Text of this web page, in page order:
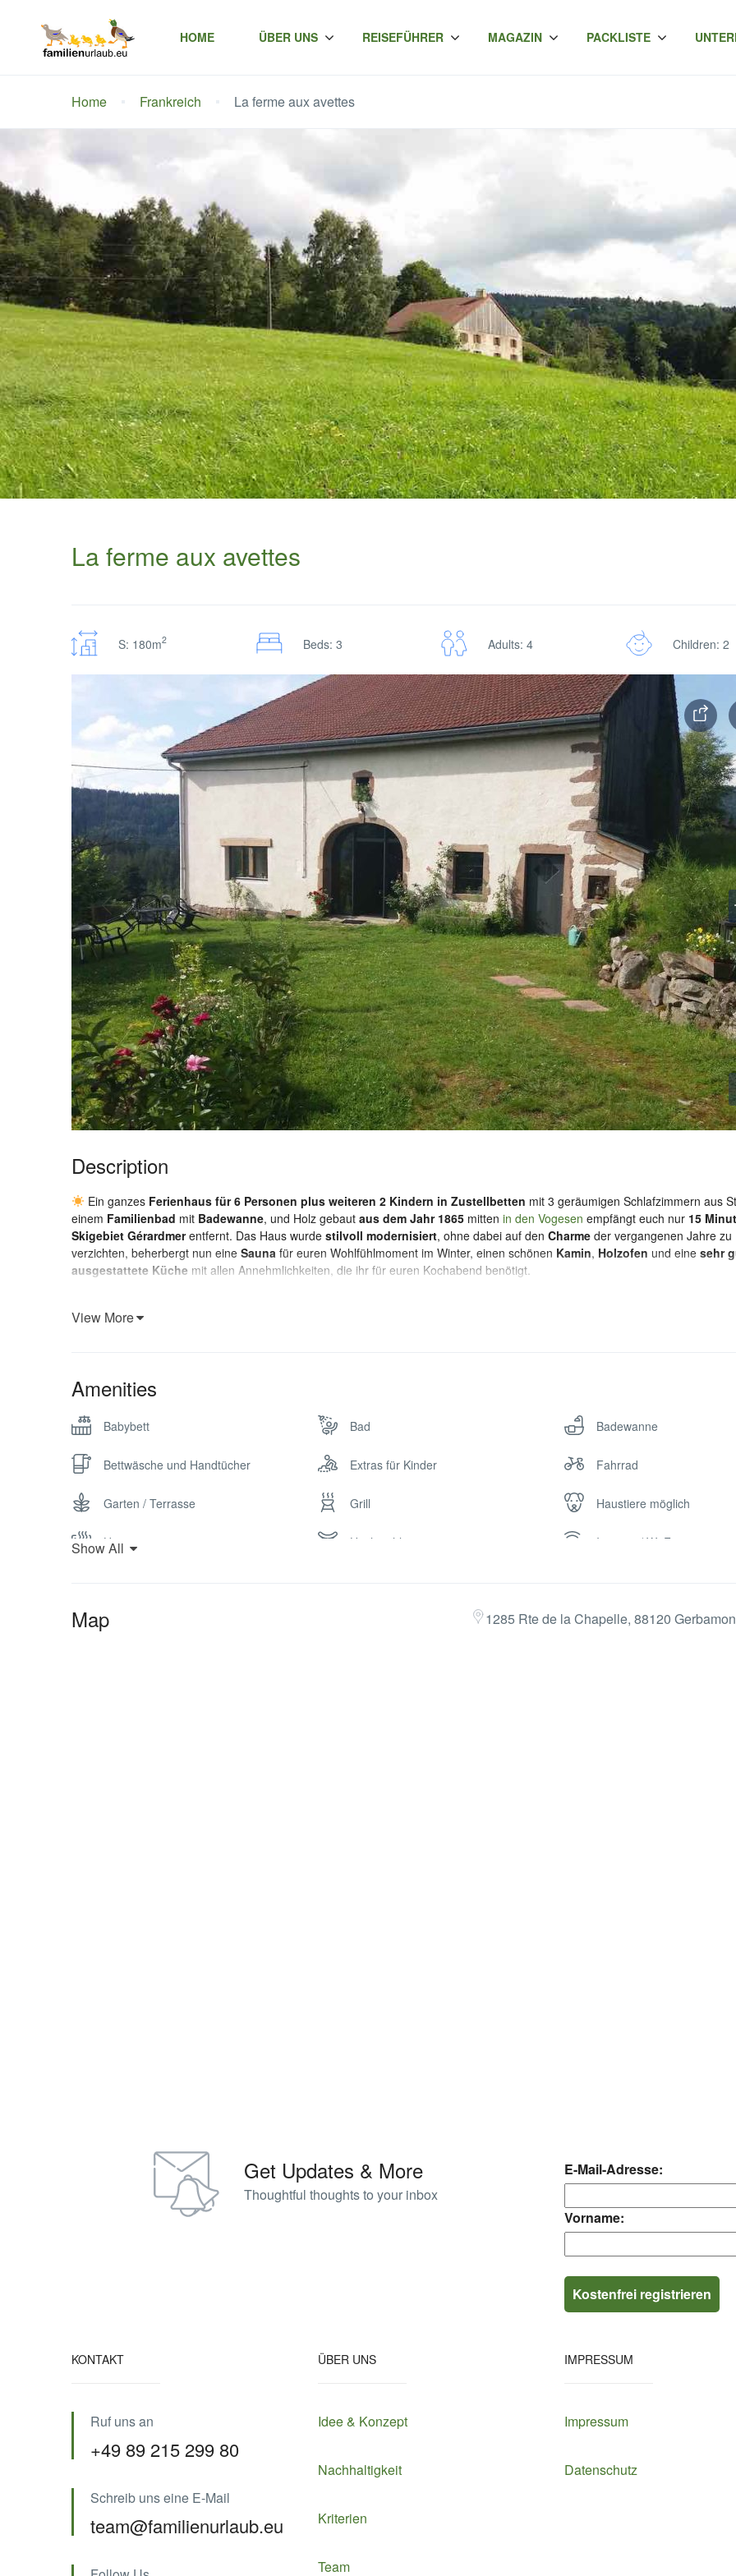
HOME ÜBER UNS REISEFÜHRER MAGAZIN PACKLISTE
Home Frankreich La ferme aux avettes
La ferme aux avettes
S: 180m2 Beds: 3 Adults: 4 Children: 2
Description
Ein ganzes Ferienhaus für 6 Personen plus weiteren 2 Kindern in Zustellbetten mit 3 geräumigen Schlafzimmern aus
einem Familienbad mit Badewanne, und Holz gebaut aus dem Jahr 1865 mitten in den Vogesen empfängt euch nur 15
Skigebiet Gérardmerentfernt. Das Haus wurde stilvoll modernisiert, ohne dabei auf den Charme der vergangenen Jahre zu
verzichten, beherbergt nun eine Sauna für euren Wohlfühlmoment im Winter, einen schönen Kamin, Holzofen und eine sehr
ausgestattete Küche mit allen Annehmlichkeiten, die ihr für euren Kochabend benötigt.
während sich die Kids auf dem
hochwertigem Honig
Übrigens: Bettwäsche kann für 15€ pro Bett hinzugebucht werden, falls ihr hier jedoch mehr als 3 Nächte bleibt, ist sie kostenfrei.
Wir empfehlen einAuto für Ausflüge in der Region! Das Haus ist
. Skier und Fahrräder müssen selbst
werden.
View More
Amenities
Babybett Bad Badewanne
Bettwäsche und Handtücher Extras für Kinder Fahrrad
Garten / Terrasse Grill Haustiere möglich
Heizung Hochstuhl Internet / Wi-Fi
Nichtraucher Sauna
Show All
Map 1285 Rte de la Chapelle, 88120
Get Updates & More
Thoughtful thoughts to your inbox
E-Mail-Adresse:
Vorname:
KONTAKT
Ruf uns an
+49 89 215 299 80
Schreib uns eine E-Mail
team@familienurlaub.eu
ÜBER UNS
Idee & Konzept
Nachhaltigkeit
Kriterien
Team
IMPRESSUM
Impressum
Datenschutz